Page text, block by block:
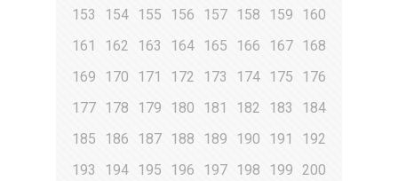
153
154 155 156 157 158 159
160
161
162 163 164 165 166 167 168
169
170 171 172 173 174 175
176
177 178 179 180 181 182 183
184
185
186 187 188 189 190 191
192
193
194 195 196 197 198 199 200